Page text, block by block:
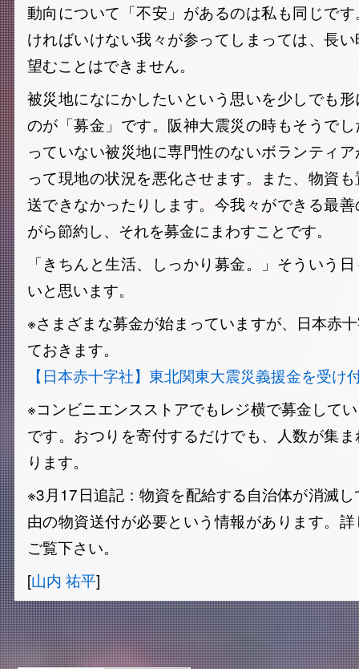
動向について「不安」があるのは私も同じで
ければいけない我々が参ってしまっては、長
望むことはできません。
被災地になにかしたいという思いを少しでも
のが「募金」です。阪神大震災の時もそうで
っていない被災地に専門性のないボランティ
って現地の状況を悪化させます。また、物資
送できなかったりします。今我々ができる最
がら節約し、それを募金にまわすことです。
「きちんと生活、しっかり募金。」そういう
いと思います。
※さまざまな募金が始まっていますが、日本赤
ておきます。
【日本赤十字社】東北関東大震災義援金を受け
※コンビニエンスストアでもレジ横で募金して
です。おつりを寄付するだけでも、人数が集
ります。
※3月17日追記：物資を配給する自治体が消滅
由の物資送付が必要という情報があります。
ご覧下さい。
[山内 祐平]